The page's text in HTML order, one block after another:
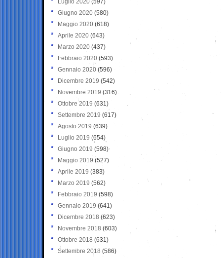
Luglio 2020 (597)
Giugno 2020 (580)
Maggio 2020 (618)
Aprile 2020 (643)
Marzo 2020 (437)
Febbraio 2020 (593)
Gennaio 2020 (596)
Dicembre 2019 (542)
Novembre 2019 (316)
Ottobre 2019 (631)
Settembre 2019 (617)
Agosto 2019 (639)
Luglio 2019 (654)
Giugno 2019 (598)
Maggio 2019 (527)
Aprile 2019 (383)
Marzo 2019 (562)
Febbraio 2019 (598)
Gennaio 2019 (641)
Dicembre 2018 (623)
Novembre 2018 (603)
Ottobre 2018 (631)
Settembre 2018 (586)